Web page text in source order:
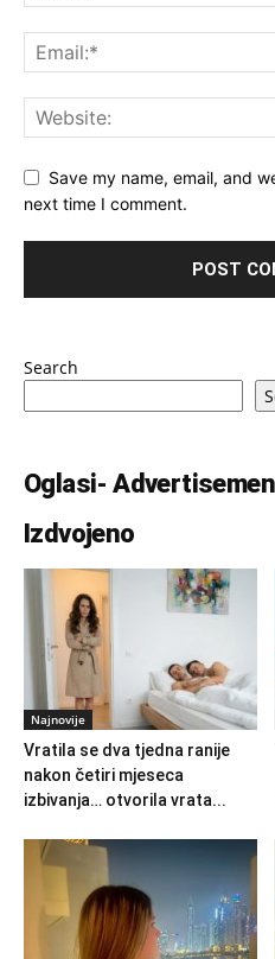
Save my name, email, and
next time I comment.
Search
Oglasi-
Izdvojeno
Najnovije
Vratila se dva tjedna ranije
nakon četiri mjeseca
izbivanja… otvorila vrata...